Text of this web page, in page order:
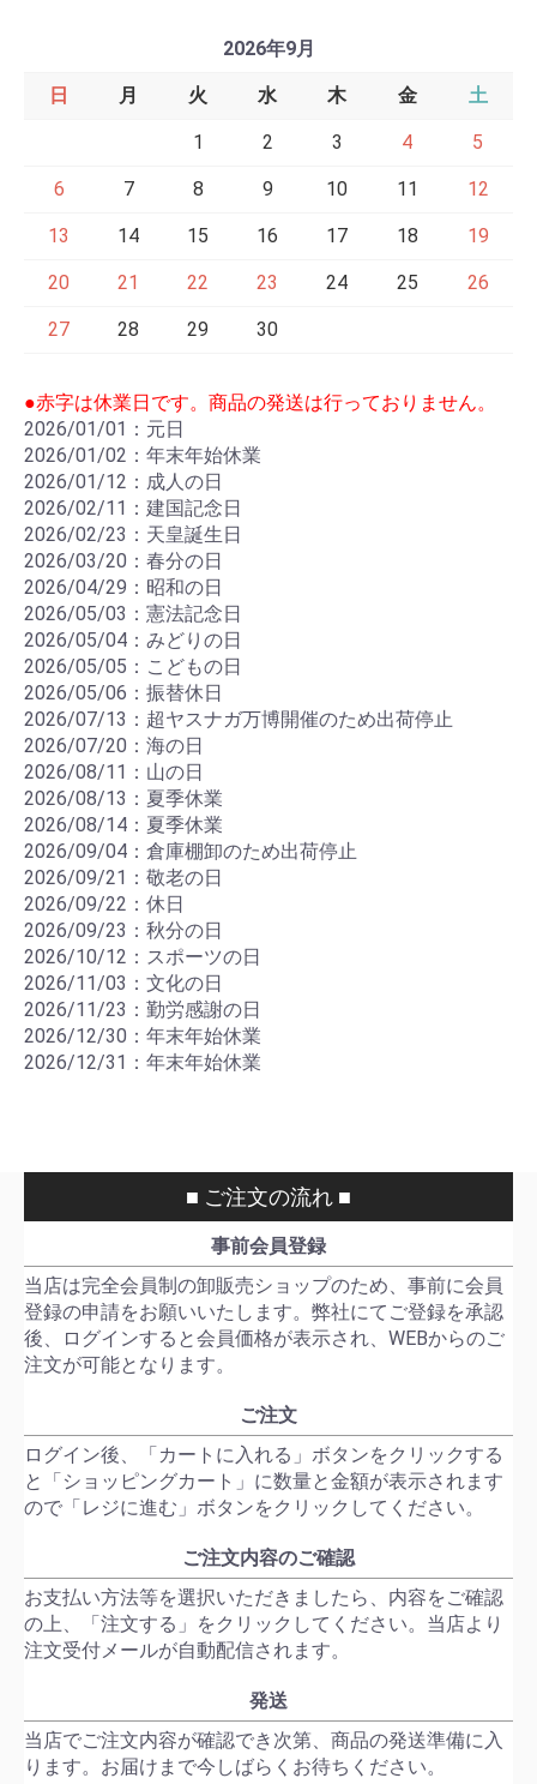
2026年9月
日 月 火 水 木 金 土
1 2 3 4 5
6 7 8 9 10 11 12
13 14 15 16 17 18 19
20 21 22 23 24 25 26
27 28 29 30
●赤字は休業日です。商品の発送は行っておりません。
2026/01/01：元日
2026/01/02：年末年始休業
2026/01/12：成人の日
2026/02/11：建国記念日
2026/02/23：天皇誕生日
2026/03/20：春分の日
2026/04/29：昭和の日
2026/05/03：憲法記念日
2026/05/04：みどりの日
2026/05/05：こどもの日
2026/05/06：振替休日
2026/07/13：超ヤスナガ万博開催のため出荷停止
2026/07/20：海の日
2026/08/11：山の日
2026/08/13：夏季休業
2026/08/14：夏季休業
2026/09/04：倉庫棚卸のため出荷停止
2026/09/21：敬老の日
2026/09/22：休日
2026/09/23：秋分の日
2026/10/12：スポーツの日
2026/11/03：文化の日
2026/11/23：勤労感謝の日
2026/12/30：年末年始休業
2026/12/31：年末年始休業
■ ご注文の流れ ■
事前会員登録
当店は完全会員制の卸販売ショップのため、事前に会員
登録の申請をお願いいたします。弊社にてご登録を承認
後、ログインすると会員価格が表示され、WEBからのご
注文が可能となります。
ご注文
ログイン後、「カートに入れる」ボタンをクリックする
と「ショッピングカート」に数量と金額が表示されます
ので「レジに進む」ボタンをクリックしてください。
ご注文内容のご確認
お支払い方法等を選択いただきましたら、内容をご確認
の上、「注文する」をクリックしてください。当店より
注文受付メールが自動配信されます。
発送
当店でご注文内容が確認でき次第、商品の発送準備に入
ります。お届けまで今しばらくお待ちください。